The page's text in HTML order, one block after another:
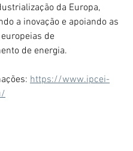
da Europa,
a inovação e apoiando as
de
de energia.
: https://www.ipcei-